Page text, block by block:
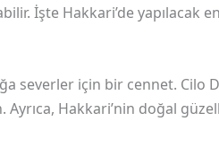
İşte Hakkari’de yapılacak
severler için bir cennet. Cilo
Hakkari’nin doğal